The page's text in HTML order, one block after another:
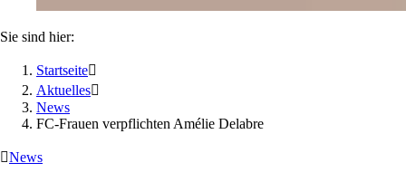
Sie sind hier:
Startseite
Aktuelles
News
FC-Frauen verpflichten Amélie Delabre
News